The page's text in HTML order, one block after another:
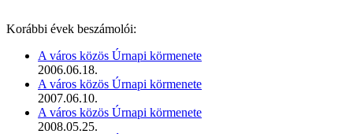
Korábbi évek beszámolói:
A város közös Úrnapi körmenete
2006.06.18.
A város közös Úrnapi körmenete
2007.06.10.
A város közös Úrnapi körmenete
2008.05.25.